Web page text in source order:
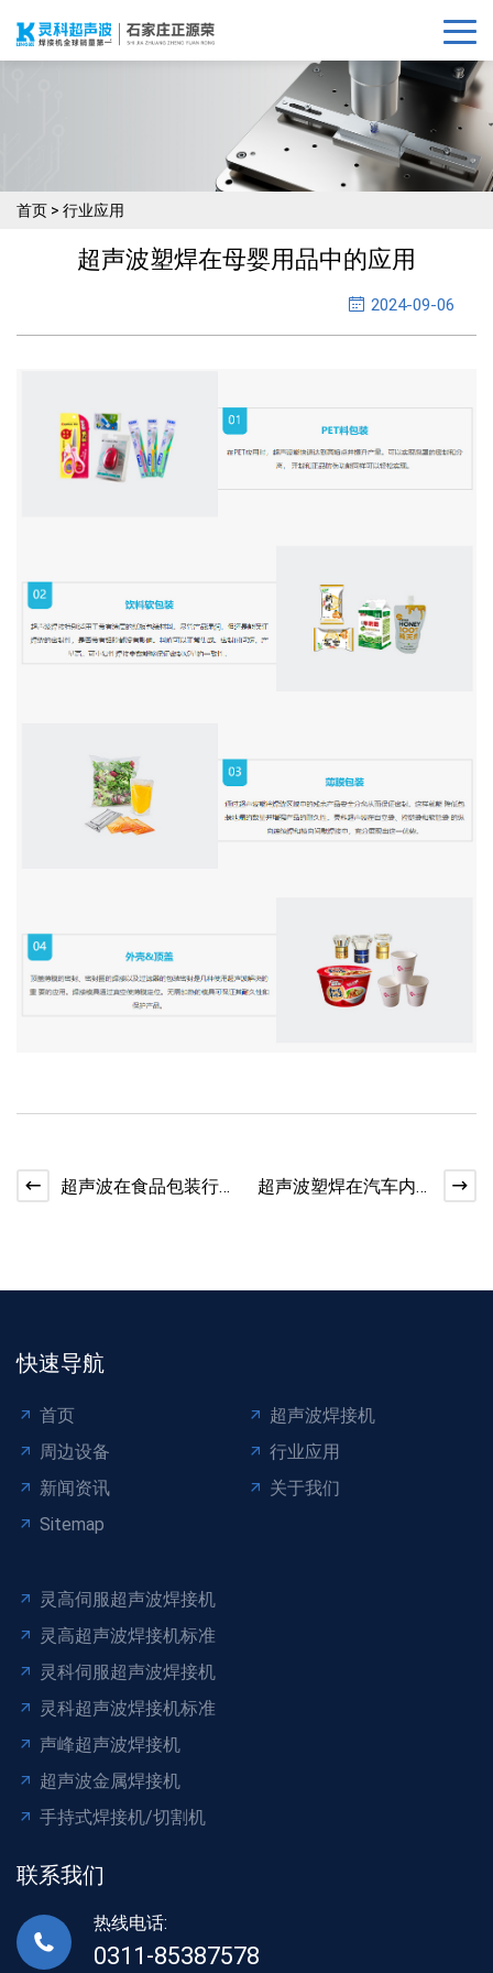
首页 > 行业应用
超声波塑焊在母婴用品中的应用
2024-09-06
超声波在食品包装行
超声波塑焊在汽车内
快速导航
首页
超声波焊接机
周边设备
行业应用
新闻资讯
关于我们
Sitemap
灵高伺服超声波焊接机
灵高超声波焊接机标准
灵科伺服超声波焊接机
灵科超声波焊接机标准
声峰超声波焊接机
超声波金属焊接机
手持式焊接机/切割机
联系我们
热线电话:
0311-85387578